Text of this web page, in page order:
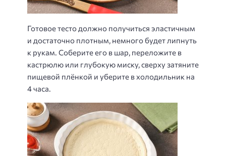
Готовое тесто должно получиться эластичным
и достаточно плотным, немного будет липнуть
к рукам. Соберите его в шар, переложите в
кастрюлю или глубокую миску, сверху затяните
пищевой плёнкой и уберите в холодильник на
4 часа.